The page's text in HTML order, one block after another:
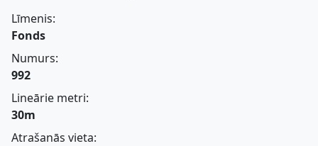
Līmenis:
Fonds
Numurs:
992
Lineārie metri:
30m
Atrašanās vieta: